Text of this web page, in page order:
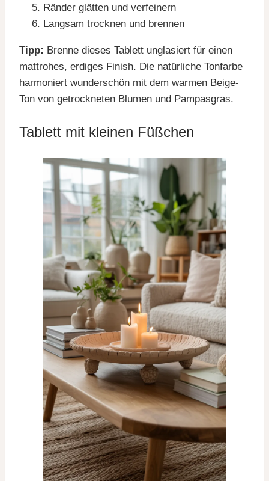
Ränder glätten und verfeinern
Langsam trocknen und brennen
Tipp: Brenne dieses Tablett unglasiert für einen
mattrohes, erdiges Finish. Die natürliche Tonfarbe
harmoniert wunderschön mit dem warmen Beige-
Ton von getrockneten Blumen und Pampasgras.
Tablett mit kleinen Füßchen